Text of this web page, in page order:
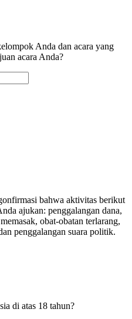
Anda dan acara yang
acara Anda?
bahwa aktivitas berikut
ajukan: penggalangan dana,
obat-obatan terlarang,
penggalangan suara politik.
di atas 18 tahun?